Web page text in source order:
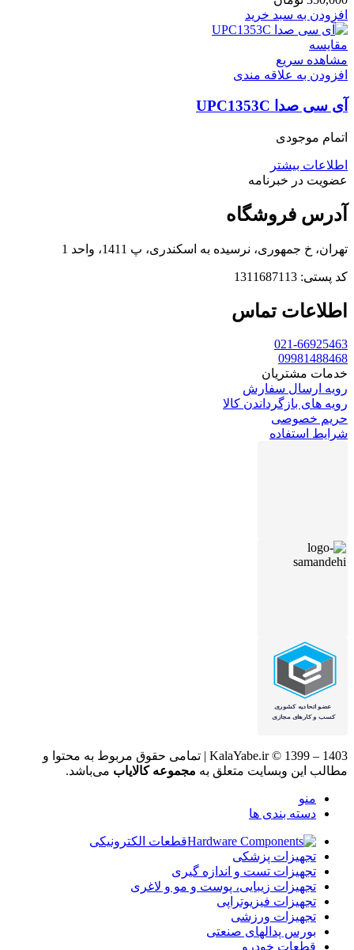
افزودن به سبد خرید
مقایسه
مشاهده سریع
افزودن به علاقه مندی
آی سی صدا UPC1353C
اتمام موجودی
اطلاعات بیشتر
عضویت در خبرنامه
آدرس فروشگاه
تهران، خ جمهوری، نرسیده به اسکندری، پ 1411، واحد 1
کد پستی: 1311687113
اطلاعات تماس
021-66925463
09981488468
خدمات مشتریان
رویه ارسال سفارش
رویه های بازگرداندن کالا
حریم خصوصی
شرایط استفاده
KalaYabe.ir © 1399 – 1403 | تمامی حقوق مربوط به محتوا و
مطالب این وبسایت متعلق به مجموعه کالایاب می‌باشد.
منو
دسته بندی ها
قطعات الکترونیکی
تجهیزات پزشکی
تجهیزات تست و اندازه گیری
تجهیزات زیبایی، پوست و مو و لاغری
تجهیزات فیزیوتراپی
تجهیزات ورزشی
بورس پدالهای صنعتی
قطعات خودرو